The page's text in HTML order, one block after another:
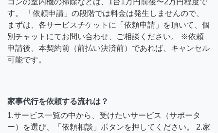
コンの室内機の掃除などは、1台1万円前後〜2万円程度で
す。 「依頼申請」の段階では料金は発生しませんので、
まずは、各サービスチケットに「依頼申請」を頂いて、個
別チャットにてお問い合わせ、ご相談ください。 ※依頼
申請後、本契約前（前払い決済前）であれば、キャンセル
可能です。
家事代行を依頼する流れは？
1.サービス一覧の中から、受けたいサービス（サポータ
ー）を選び、「依頼相談」ボタンを押してください。 2.家